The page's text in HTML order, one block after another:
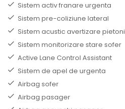
Sistem activ franare urgenta
Sistem pre-coliziune lateral
Sistem acustic avertizare pietoni
Sistem monitorizare stare sofer
Active Lane Control Assistant
Sistem de apel de urgenta
Airbag sofer
Airbag pasager